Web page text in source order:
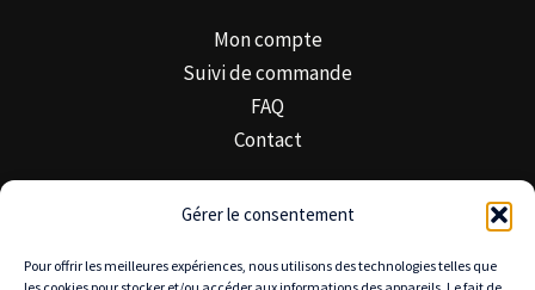
Gérer le consentement
Pour offrir les meilleures expériences, nous utilisons des technologies telles que
Mon compte
Suivi de commande
FAQ
Contact
Minimal Trek & Confiance
À propos de Minimal Trek